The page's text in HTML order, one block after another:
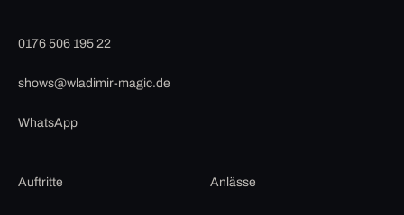
0176 506 195 22
shows@wladimir-magic.de
WhatsApp
Auftritte Anlässe